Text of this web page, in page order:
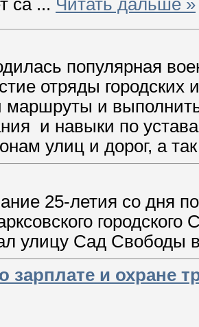
популярная
отряды
и
и навыки по
улиц и дорог, а
25-летия со дня
городского
улицу Сад Свободы
зарплате и охране